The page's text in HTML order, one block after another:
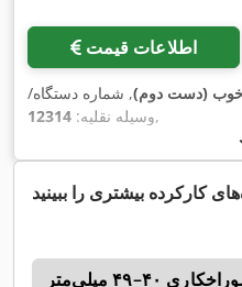
اطلاعات قیمت
(دست دوم), شماره دستگاه/
وسیله نقلیه: 12314 ,
کارکرده بیشتری را ببینید
میلی‌متر